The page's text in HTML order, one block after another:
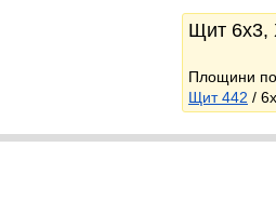
Щит 6x3,
Площини
Щит 442 /